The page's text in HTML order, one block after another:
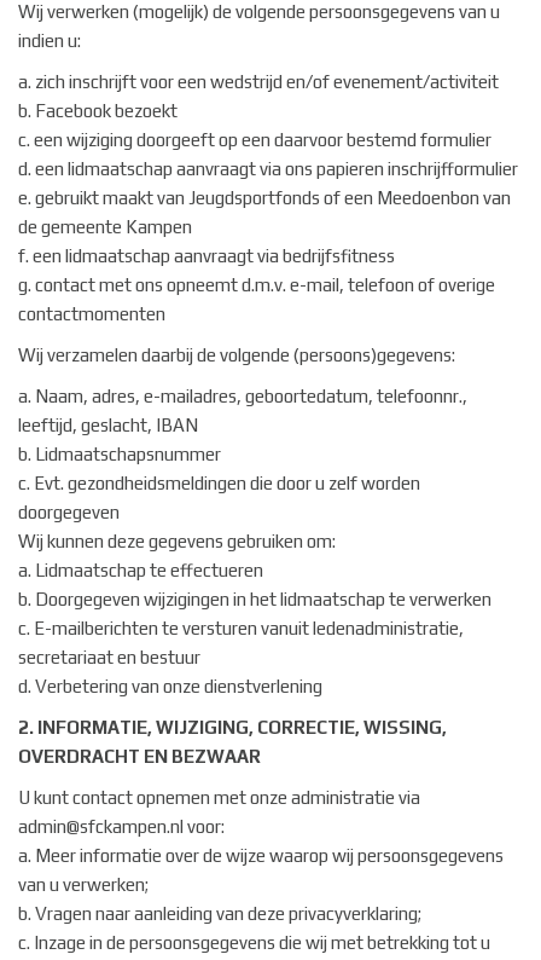
Wij verwerken (mogelijk) de volgende persoonsgegevens van u
indien u:
a. zich inschrijft voor een wedstrijd en/of evenement/activiteit
b. Facebook bezoekt
c. een wijziging doorgeeft op een daarvoor bestemd formulier
d. een lidmaatschap aanvraagt via ons papieren inschrijfformulier
e. gebruikt maakt van Jeugdsportfonds of een Meedoenbon van
de gemeente Kampen
f. een lidmaatschap aanvraagt via bedrijfsfitness
g. contact met ons opneemt d.m.v. e-mail, telefoon of overige
contactmomenten
Wij verzamelen daarbij de volgende (persoons)gegevens:
a. Naam, adres, e-mailadres, geboortedatum, telefoonnr.,
leeftijd, geslacht, IBAN
b. Lidmaatschapsnummer
c. Evt. gezondheidsmeldingen die door u zelf worden
doorgegeven
Wij kunnen deze gegevens gebruiken om:
a. Lidmaatschap te effectueren
b. Doorgegeven wijzigingen in het lidmaatschap te verwerken
c. E-mailberichten te versturen vanuit ledenadministratie,
secretariaat en bestuur
d. Verbetering van onze dienstverlening
2. INFORMATIE, WIJZIGING, CORRECTIE, WISSING,
OVERDRACHT EN BEZWAAR
U kunt contact opnemen met onze administratie via
admin@sfckampen.nl voor:
a. Meer informatie over de wijze waarop wij persoonsgegevens
van u verwerken;
b. Vragen naar aanleiding van deze privacyverklaring;
c. Inzage in de persoonsgegevens die wij met betrekking tot u